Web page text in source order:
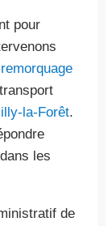
pour
remorquage
la-Forêt.
les
de